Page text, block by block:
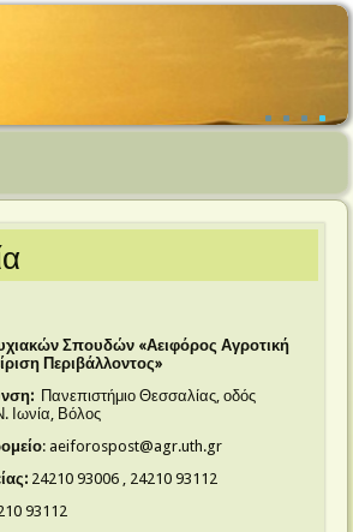
Σπουδών «Αειφόρος Αγροτική
Περιβάλλοντος»
Πανεπιστήμιο Θεσσαλίας, οδός
Ιωνία, Βόλος
: aeiforospost@agr.uth.gr
24210 93006 , 24210 93112
93112